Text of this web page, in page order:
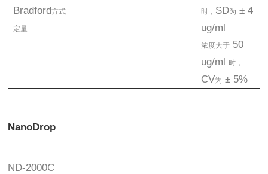
Bradford方式
定量
时， SD为 ± 4
ug/ml
浓度大于50
ug/ml 时，
CV为 ± 5%
NanoDrop
ND-2000C